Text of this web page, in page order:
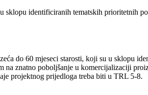
identificiranih tematskih prioritetnih
do 60 mjeseci starosti, koji su u sklopu
znatno poboljšanje u komercijalizaciji
projektnog prijedloga treba biti u TRL 5-8.